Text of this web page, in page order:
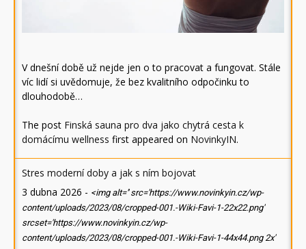
V dnešní době už nejde jen o to pracovat a fungovat. Stále
víc lidí si uvědomuje, že bez kvalitního odpočinku to
dlouhodobě…
The post Finská sauna pro dva jako chytrá cesta k
domácímu wellness first appeared on NovinkyIN.
Stres moderní doby a jak s ním bojovat
3 dubna 2026 - <img alt='' src='https://www.novinkyin.cz/wp-
content/uploads/2023/08/cropped-001.-Wiki-Favi-1-22x22.png'
srcset='https://www.novinkyin.cz/wp-
content/uploads/2023/08/cropped-001.-Wiki-Favi-1-44x44.png 2x'